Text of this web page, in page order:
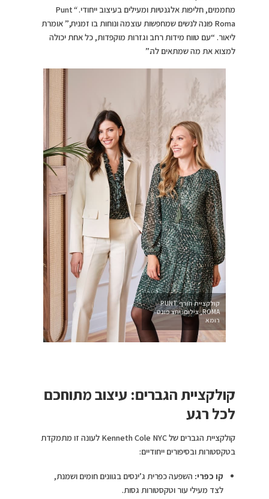
מחממים, חליפות אלגנטיות ומעילים בעיצוב ייחודי.“
Punt
Roma פונה לנשים שמחפשות עוצמה ונוחות בו זמנית,” אומרת
ליאור. “עם טווח מידות רחב וגזרות מוקפדות, כל אחת יכולה
למצוא את מה שמתאים לה.”
קולקציית חורף PUNT
ROMA, צילום: יחצ פונט
רומא
קולקציית הגברים: עיצוב מתוחכם
לכל רגע
קולקציית הגברים של Kenneth Cole NYC לעונה זו מתמקדת
בטקסטורות ובסיפורים ייחודיים:
קו כפרי: השפעה כפרית ג’ינסים בגוונים חומים ושמנת,
לצד מעילי עור וטקסטורות גסות.